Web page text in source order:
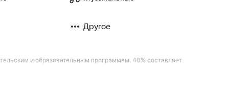
Другое
и образовательным программам, 40% составляет